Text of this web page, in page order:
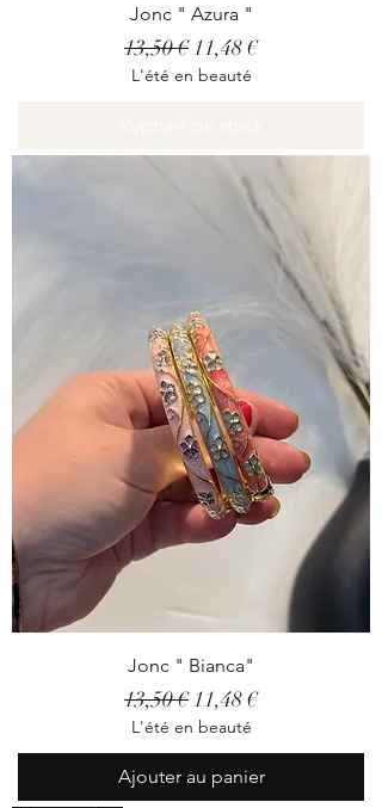
Jonc " Azura "
Prix original
13,50 € Prix promotionnel
11,48 €
L'été en beauté
Jonc " Bianca"
Prix original
13,50 € Prix promotionnel
11,48 €
L'été en beauté
Ajouter au panier